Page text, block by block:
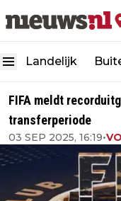
Landelijk
FIFA meldt
transferperiode
03 SEP 2025, 16:19•